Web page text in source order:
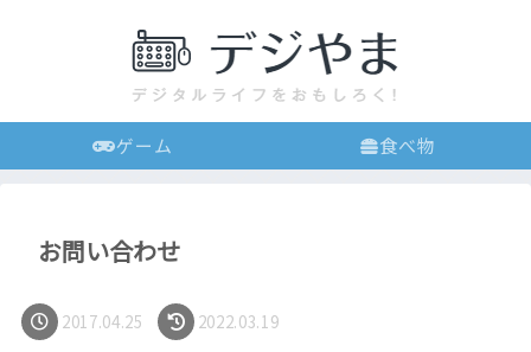
ゲーム 食べ物
お問い合わせ
2017.04.25 2022.03.19